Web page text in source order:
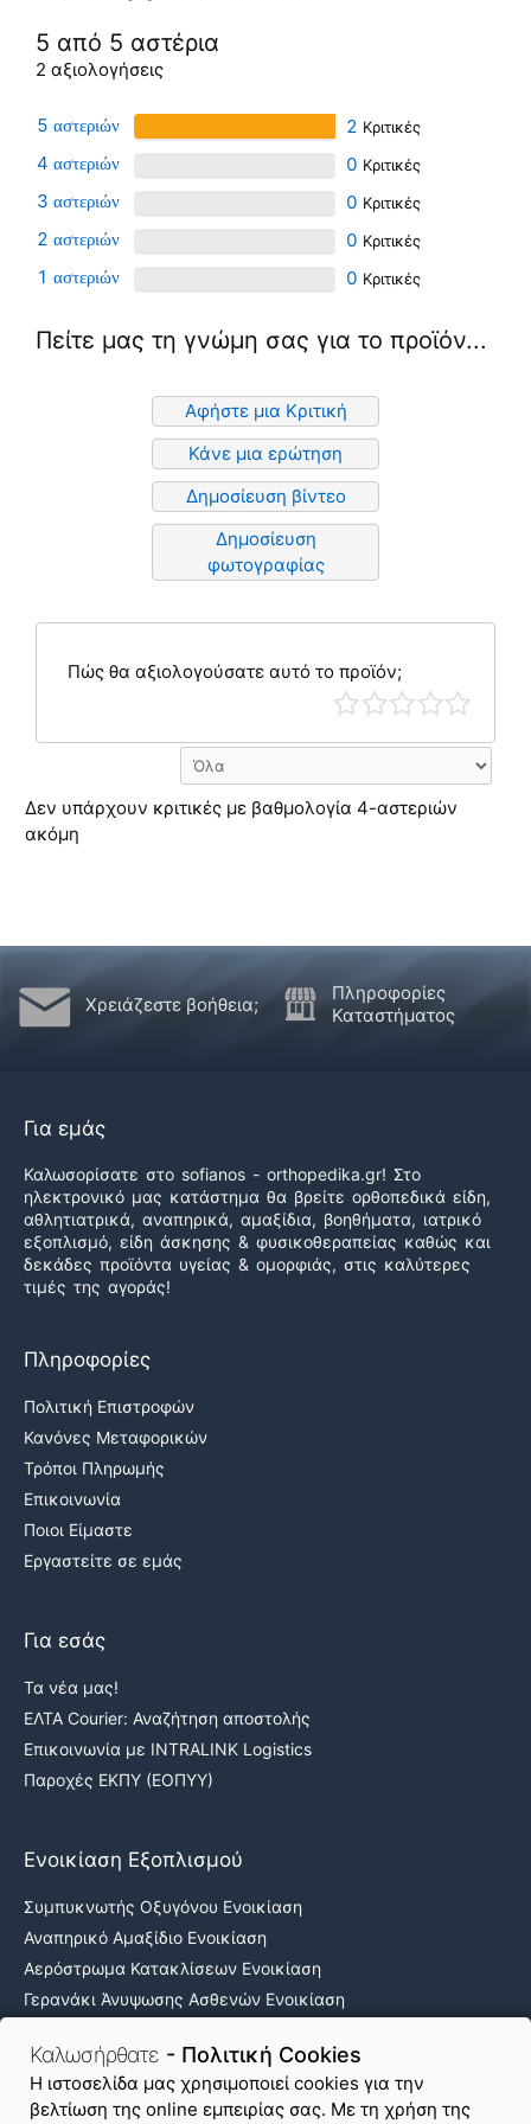
Καλωσήρθατε - Πολιτική Cookies
H ιστοσελίδα μας χρησιμοποιεί cookies για την
βελτίωση της online εμπειρίας σας. Με τη χρήση της
5 από 5 αστέρια
2 αξιολογήσεις
5
2
4
0
3
0
2
0
1
0
Πείτε μας τη γνώμη σας για το προϊόν...
Αφήστε μια Κριτική
Κάνε μια ερώτηση
Δημοσίευση βίντεο
Δημοσίευση
φωτογραφίας
Πώς θα αξιολογούσατε αυτό το προϊόν;
Δεν υπάρχουν κριτικές με βαθμολογία 4-αστεριών
ακόμη
Χρειάζεστε βοήθεια;
Πληροφορίες
Καταστήματος
Για εμάς
Καλωσορίσατε στο sofianos - orthopedika.gr! Στο
ηλεκτρονικό μας κατάστημα θα βρείτε ορθοπεδικά είδη,
αθλητιατρικά, αναπηρικά, αμαξίδια, βοηθήματα, ιατρικό
εξοπλισμό, είδη άσκησης & φυσικοθεραπείας καθώς και
δεκάδες προϊόντα υγείας & ομορφιάς, στις καλύτερες
τιμές της αγοράς!
Πληροφορίες
Πολιτική Επιστροφών
Κανόνες Μεταφορικών
Τρόποι Πληρωμής
Επικοινωνία
Ποιοι Είμαστε
Εργαστείτε σε εμάς
Για εσάς
Τα νέα μας!
ΕΛΤΑ Courier: Αναζήτηση αποστολής
Επικοινωνία με INTRALINK Logistics
Παροχές ΕΚΠΥ (ΕΟΠΥΥ)
Ενοικίαση Εξοπλισμού
Συμπυκνωτής Οξυγόνου Ενοικίαση
Αναπηρικό Αμαξίδιο Ενοικίαση
Αερόστρωμα Κατακλίσεων Ενοικίαση
Γερανάκι Άνυψωσης Ασθενών Ενοικίαση